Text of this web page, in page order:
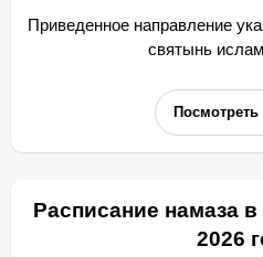
Приведенное направление
святынь
Посмотреть
Расписание намаза
2026